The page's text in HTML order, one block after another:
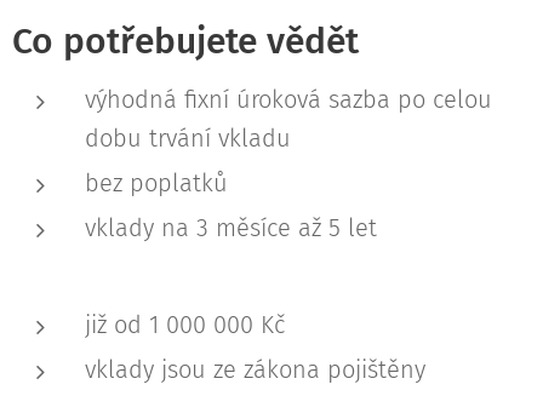
Co potřebujete vědět
výhodná fixní úroková sazba po celou
dobu trvání vkladu
bez poplatků
vklady na 3 měsíce až 5 let
již od 1 000 000 Kč
vklady jsou ze zákona pojištěny